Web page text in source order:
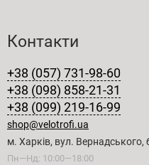
Контакти
+38 (057) 731-98-60
+38 (098) 858-21-31
+38 (099) 219-16-99
shop@velotrofi.ua
м. Харків, вул. Вернадського,
Пн—Нд: 10:00—18:00